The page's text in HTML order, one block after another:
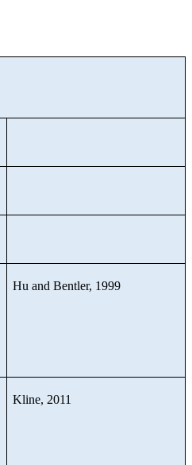
Hu and Bentler, 1999
Kline, 2011